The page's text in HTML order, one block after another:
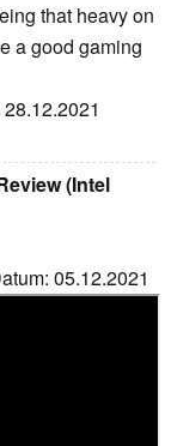
that heavy on
a good gaming
(Intel
05.12.2021